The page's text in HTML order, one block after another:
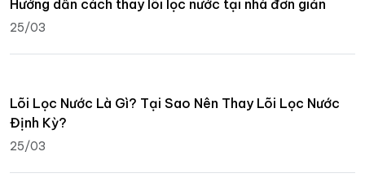
Hướng dẫn cách thay lõi lọc nước tại nhà đơn giản
25/03
Lõi Lọc Nước Là Gì? Tại Sao Nên Thay Lõi Lọc Nước
Định Kỳ?
25/03